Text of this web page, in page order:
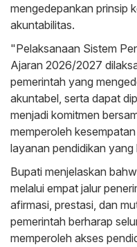
mengedepankan prinsip
akuntabilitas.
"Pelaksanaan Sistem
Ajaran 2026/2027
pemerintah yang
akuntabel, serta dapat
menjadi komitmen
memperoleh
layanan pendidikan
Bupati menjelaskan
melalui empat jalur
afirmasi, prestasi, dan
pemerintah berharap
memperoleh akses